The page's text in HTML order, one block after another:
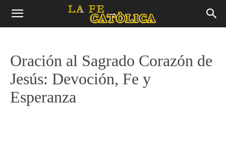
Oración al Sagrado Corazón de
Jesús: Devoción, Fe y
Esperanza